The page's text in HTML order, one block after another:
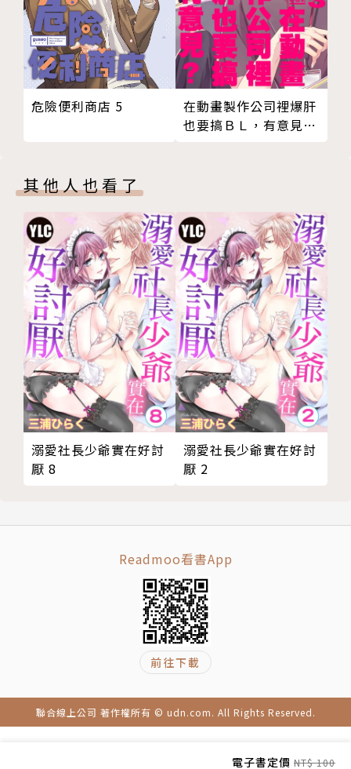
電子書定價 NT$ 100
危險便利商店 5
在動畫製作公司裡爆肝
也要搞ＢＬ，有意見？
其他人也看了
溺愛社長少爺實在好討
厭 8
溺愛社長少爺實在好討
厭 2
Readmoo看書App
前往下載
聯合線上公司 著作權所有 © udn.com. All Rights Reserved.